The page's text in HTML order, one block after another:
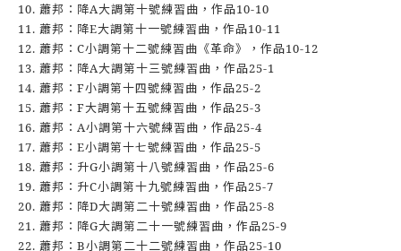
10. 蕭邦：降A大調第十號練習曲，作品10-10
11. 蕭邦：降E大調第十一號練習曲，作品10-11
12. 蕭邦：C小調第十二號練習曲《革命》，作品10-12
13. 蕭邦：降A大調第十三號練習曲，作品25-1
14. 蕭邦：F小調第十四號練習曲，作品25-2
15. 蕭邦：F大調第十五號練習曲，作品25-3
16. 蕭邦：A小調第十六號練習曲，作品25-4
17. 蕭邦：E小調第十七號練習曲，作品25-5
18. 蕭邦：升G小調第十八號練習曲，作品25-6
19. 蕭邦：升C小調第十九號練習曲，作品25-7
20. 蕭邦：降D大調第二十號練習曲，作品25-8
21. 蕭邦：降G大調第二十一號練習曲，作品25-9
22. 蕭邦：B小調第二十二號練習曲，作品25-10